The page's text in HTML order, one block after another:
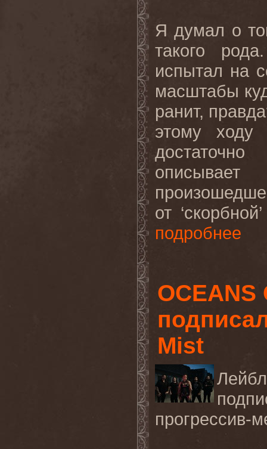
Я думал о
такого
испытал на
масштабы
ранит,
этому ходу
от
подробнее
OCEANS
Mist
прогрессив-